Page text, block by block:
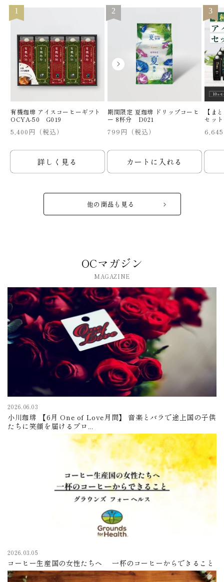
有機珈琲 アイスコーヒーギフト
OCYA-50 G019
通
価
5,400円（税込）
詳しく見る
1
期間限定 夏珈琲 ドリップコーヒ
ー 8杯分 D021
通
価
799円（税込）
カートに入れる
2
【ま
セッ
通
価
3
他の商品も見る
OCマガジン
MAGAZINE
2026.06.03
小川珈琲 【6月 One of Love月間】 音楽とバラで途上国の子供
たちに笑顔を届けるプロ...
2026.03.05
コーヒー生産国の女性たちへ 一杯のコーヒーからできること